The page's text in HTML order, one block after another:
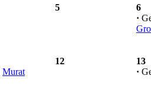
5
6
·
Murat
12
13
·